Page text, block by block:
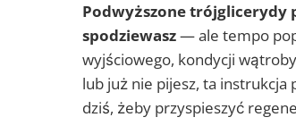
Podwyższone trójglicerydy
spodziewasz— ale tempo
wyjściowego, kondycji
lub już nie pijesz, ta instrukcja
dziś, żeby przyspieszyć